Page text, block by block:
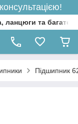
ланцюги та багато
Підшипник